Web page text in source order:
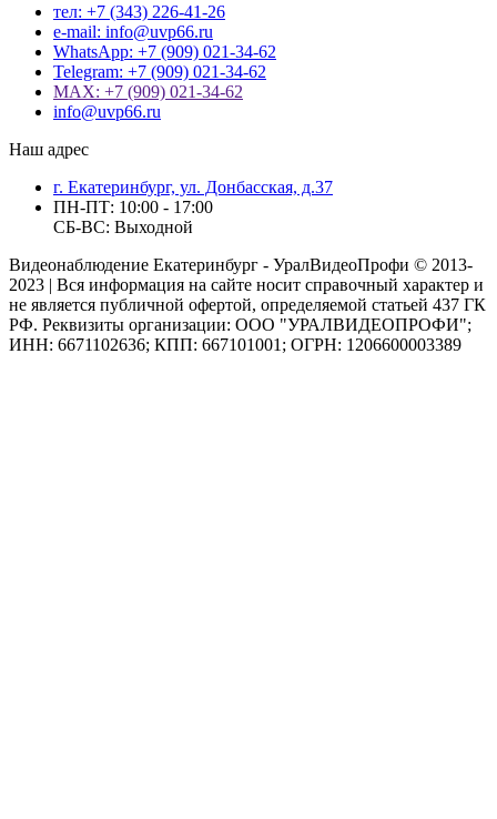
тел: +7 (343) 226-41-26
e-mail: info@uvp66.ru
WhatsApp: +7 (909) 021-34-62
Telegram: +7 (909) 021-34-62
MAX: +7 (909) 021-34-62
info@uvp66.ru
Наш адрес
г. Екатеринбург, ул. Донбасская, д.37
ПН-ПТ: 10:00 - 17:00
СБ-ВС: Выходной
Видеонаблюдение Екатеринбург - УралВидеоПрофи © 2013-
2023 | Вся информация на сайте носит справочный характер и
не является публичной офертой, определяемой статьей 437 ГК
РФ. Реквизиты организации: ООО "УРАЛВИДЕОПРОФИ";
ИНН: 6671102636; КПП: 667101001; ОГРН: 1206600003389